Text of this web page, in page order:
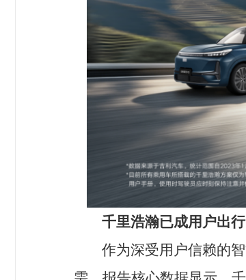
需。报告核心数据显示，千里浩瀚辅助驾
万小时，辅助驾驶开启率高达93.8%；智
215%，智能辅助驾驶从小众尝鲜功能，彻